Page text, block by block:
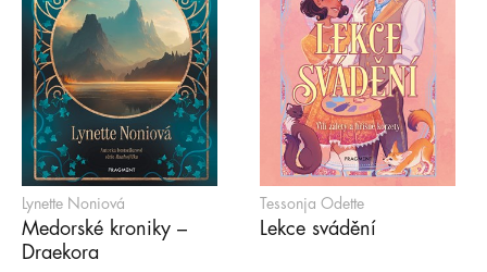
Lynette Noniová
Medorské kroniky –
Draekora
Tessonja Odette
Lekce svádění